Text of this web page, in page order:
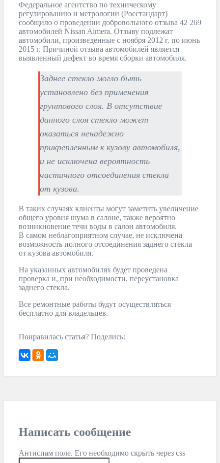
Федеральное агентство по техническому
регулированию и метрологии (Росстандарт)
сообщило о проведении добровольного отзыва 42 269
автомобилей Nissan Almera. Отзыву подлежат
автомобили, произведенные с ноября 2012 г. по июнь
2015 г. Причиной отзыва автомобилей является
выявленный дефект во время сборки автомобиля.
Заднее стекло могло быть
установлено без применения
грунтового слоя. В отсутствие
данного слоя стекло может
оказаться ненадежно
прикрепленным к кузову автомобиля,
и не исключена вероятность
частичного отсоединения стекла
от кузова.
В таких случаях клиенты могут заметить увеличение
общего уровня шума в салоне, также вероятно
возникновение течи воды в салон автомобиля.
В самом неблагоприятном случае, не исключена
возможность полного отсоединения заднего стекла
от кузова автомобиля.
На указанных автомобилях будет проведена
проверка и, при необходимости, переустановка
заднего стекла.
Все ремонтные работы будут осуществляться
бесплатно для владельцев.
Понравилась статья? Поделись:
Написать сообщение
Антиспам поле. Его необходимо скрыть через css